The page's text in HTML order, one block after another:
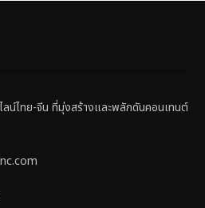
น์ไทย-จีน ที่มุ่งสร้างและพลักดันคอนเทนต์